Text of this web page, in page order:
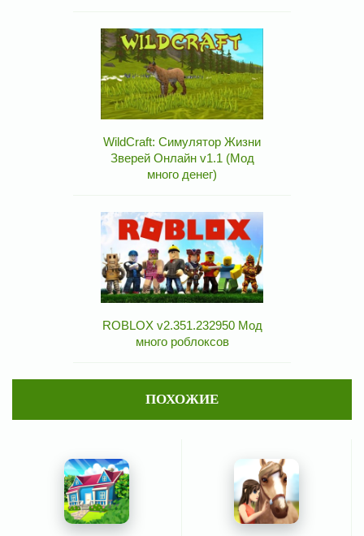
WildCraft: Симулятор Жизни
Зверей Онлайн v1.1 (Мод
много денег)
ROBLOX v2.351.232950 Мод
много роблоксов
ПОХОЖИЕ